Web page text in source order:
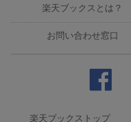
楽天ブックスとは？
お問い合わせ窓口
楽天ブックストップ